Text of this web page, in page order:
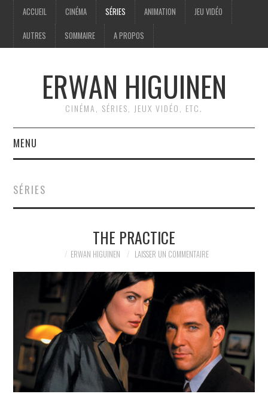
ACCUEIL CINÉMA SÉRIES ANIMATION JEU VIDÉO
AUTRES SOMMAIRE A PROPOS
ERWAN HIGUINEN
CINÉMA, SÉRIES, JEUX VIDÉO, ETC.
MENU
CINÉMA
JEU VIDÉO
AUTRES
SOMMAIRE
A PROPOS
SÉRIES
THE PRACTICE
ERWAN HIGUINEN LAISSER UN COMMENTAIRE